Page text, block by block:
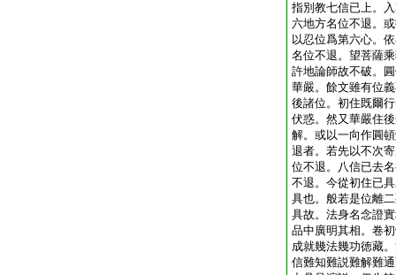
指別教七信已上。
六地方名位不退。
以忍位爲第六心。
名位不退。望菩薩
許地論師故不破。
華嚴。餘文雖有位
後諸位。初住既爾
伏惑。然又華嚴住
解。或以一向作圓
退者。若先以不次
位不退。八信已去
不退。今從初住已
具也。般若是位離
具故。法身名念證
品中廣明其相。卷
成就幾法幾功徳藏
信難知難説難解難